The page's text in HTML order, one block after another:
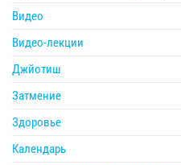
Видео
Видео-лекции
Джйотиш
Затмение
Здоровье
Календарь